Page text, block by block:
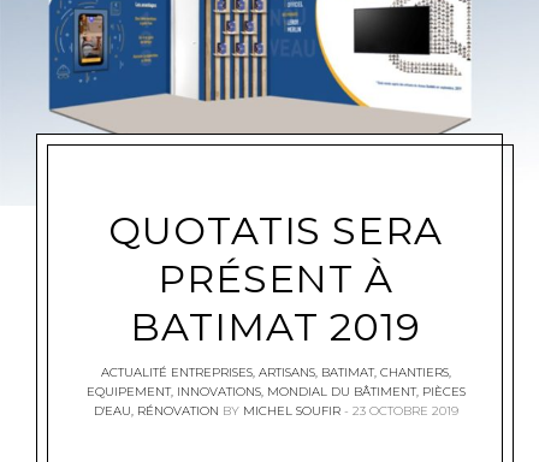
QUOTATIS SERA
PRÉSENT À
BATIMAT 2019
ACTUALITÉ ENTREPRISES, ARTISANS, BATIMAT, CHANTIERS,
EQUIPEMENT, INNOVATIONS, MONDIAL DU BÂTIMENT, PIÈCES
D'EAU, RÉNOVATION BY MICHEL SOUFIR 23 OCTOBRE 2019